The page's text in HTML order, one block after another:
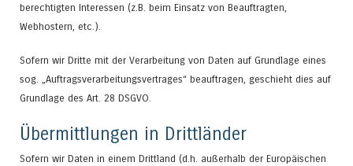
berechtigten Interessen (z.B. beim Einsatz von Beauftragten,
Webhostern, etc.).
Sofern wir Dritte mit der Verarbeitung von Daten auf Grundlage eines
sog. „Auftragsverarbeitungsvertrages“ beauftragen, geschieht dies auf
Grundlage des Art. 28 DSGVO.
Übermittlungen in Drittländer
Sofern wir Daten in einem Drittland (d.h. außerhalb der Europäischen